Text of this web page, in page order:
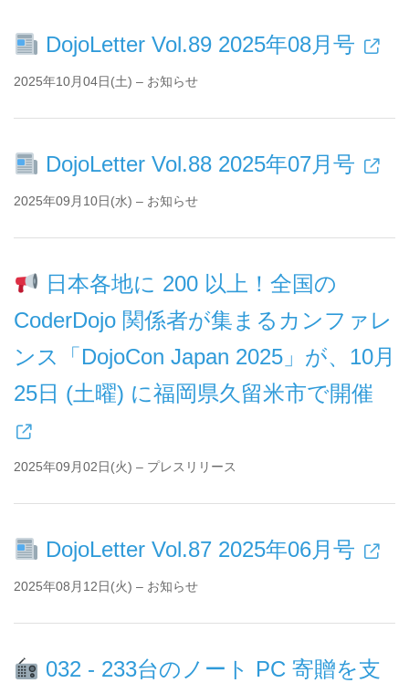
DojoLetter Vol.89 2025年08月号
2025年10月04日(土) – お知らせ
DojoLetter Vol.88 2025年07月号
2025年09月10日(水) – お知らせ
日本各地に 200 以上！全国の
CoderDojo 関係者が集まるカンファレ
ンス「DojoCon Japan 2025」が、10月
25日 (土曜) に福岡県久留米市で開催
2025年09月02日(火) – プレスリリース
DojoLetter Vol.87 2025年06月号
2025年08月12日(火) – お知らせ
032 - 233台のノート PC 寄贈を支